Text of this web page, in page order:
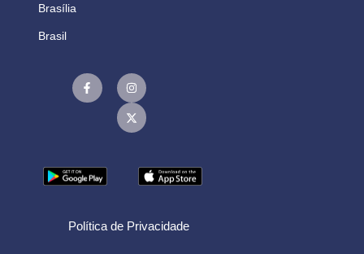
Brasília
Brasil
Política de Privacidade